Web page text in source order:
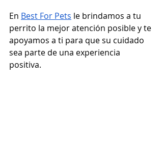
En Best For Pets le brindamos a tu
perrito la mejor atención posible y te
apoyamos a ti para que su cuidado
sea parte de una experiencia
positiva.